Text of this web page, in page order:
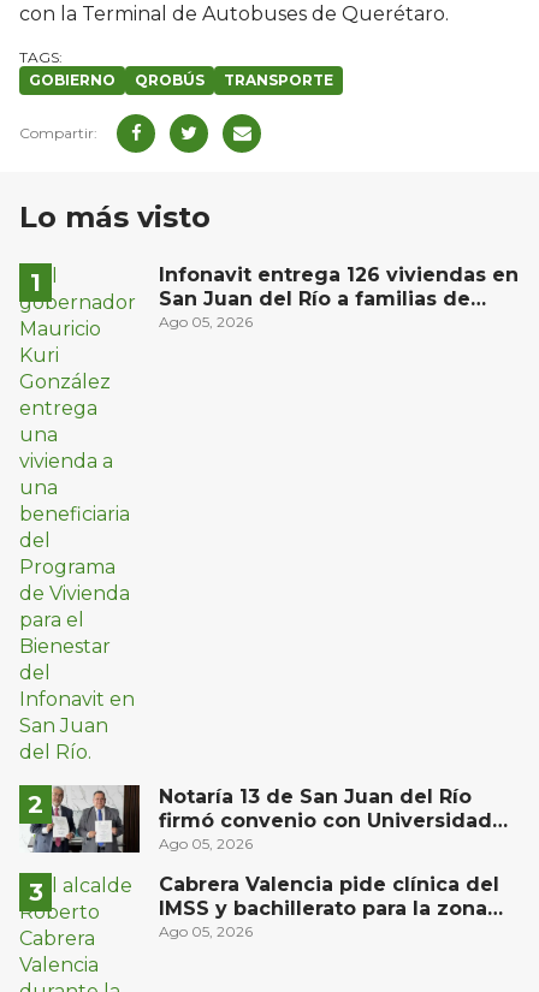
con la Terminal de Autobuses de Querétaro.
GOBIERNO QROBÚS TRANSPORTE
Lo más visto
Infonavit entrega 126 viviendas en
San Juan del Río a familias de
bajos ingresos
Ago 05, 2026
Notaría 13 de San Juan del Río
firmó convenio con Universidad
Privada del Bajío para recibir
Ago 05, 2026
Cabrera Valencia pide clínica del
IMSS y bachillerato para la zona
oriente de San Juan del Río
Ago 05, 2026